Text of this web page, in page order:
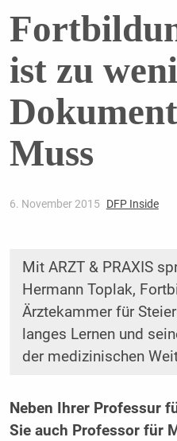
ist zu
Muss
6. November 2015 DFP Inside
Mit ARZT & PRAXIS
Hermann Toplak,
Ärztekammer für
langes Lernen und
der medizinischen
Neben Ihrer Professur
Sie auch Professor für